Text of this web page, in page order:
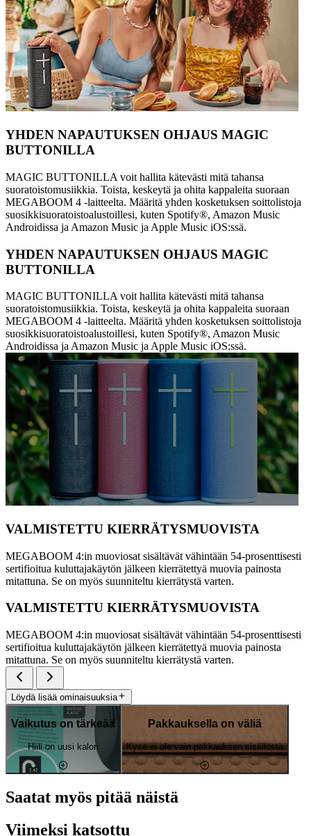
YHDEN NAPAUTUKSEN OHJAUS MAGIC
BUTTONILLA
MAGIC BUTTONILLA voit hallita kätevästi mitä tahansa
suoratoistomusiikkia. Toista, keskeytä ja ohita kappaleita suoraan
MEGABOOM 4 -laitteelta. Määritä yhden kosketuksen soittolistoja
suosikkisuoratoistoalustoillesi, kuten Spotify®, Amazon Music
Androidissa ja Amazon Music ja Apple Music iOS:ssä.
YHDEN NAPAUTUKSEN OHJAUS MAGIC
BUTTONILLA
MAGIC BUTTONILLA voit hallita kätevästi mitä tahansa
suoratoistomusiikkia. Toista, keskeytä ja ohita kappaleita suoraan
MEGABOOM 4 -laitteelta. Määritä yhden kosketuksen soittolistoja
suosikkisuoratoistoalustoillesi, kuten Spotify®, Amazon Music
Androidissa ja Amazon Music ja Apple Music iOS:ssä.
VALMISTETTU KIERRÄTYSMUOVISTA
MEGABOOM 4:in muoviosat sisältävät vähintään 54-prosenttisesti
sertifioitua kuluttajakäytön jälkeen kierrätettyä muovia painosta
mitattuna. Se on myös suunniteltu kierrätystä varten.
VALMISTETTU KIERRÄTYSMUOVISTA
MEGABOOM 4:in muoviosat sisältävät vähintään 54-prosenttisesti
sertifioitua kuluttajakäytön jälkeen kierrätettyä muovia painosta
mitattuna. Se on myös suunniteltu kierrätystä varten.
Löydä lisää ominaisuuksia
Vaikutus on tärkeää
Hiili on uusi kalori
Pakkauksella on väliä
Kyse ei ole vain pakkauksen sisällöstä
Saatat myös pitää näistä
Viimeksi katsottu